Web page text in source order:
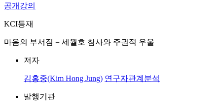
공개강의
KCI등재
마음의 부서짐 = 세월호 참사와 주권적 우울
저자
김홍중(Kim Hong Jung) 연구자관계분석
발행기관